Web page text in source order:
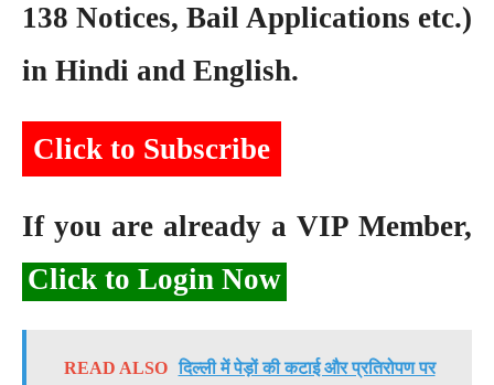
138 Notices, Bail Applications etc.)
in Hindi and English.
Click to Subscribe
If you are already a VIP Member,
Click to Login Now
READ ALSO दिल्ली में पेड़ों की कटाई और प्रतिरोपण पर